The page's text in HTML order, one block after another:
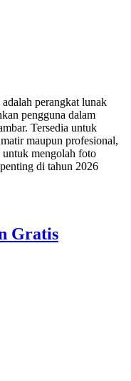
perangkat lunak
pengguna dalam
Tersedia untuk
maupun profesional,
mengolah foto
di tahun 2026
Gratis